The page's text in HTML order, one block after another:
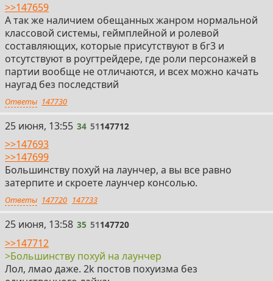
>>147659
А так же наличием обещанных жанром нормальной
классовой системы, геймплейной и ролевой
составляющих, которые присутствуют в бг3 и
отсутствуют в роугтрейдере, где роли персонажей в
партии вообще не отличаются, и всех можно качать
наугад без последствий
Ответы 147730
34
25 июня, 13:55 34 51147712
>>147693
>>147699
Большинству похуй на лаунчер, а вы все равно
затерпите и скроете лаунчер консолью.
Ответы 147720 147733
35
25 июня, 13:58 35 51147720
>>147712
>Большинству похуй на лаунчер
Лол, лмао даже. 2k постов похуизма без